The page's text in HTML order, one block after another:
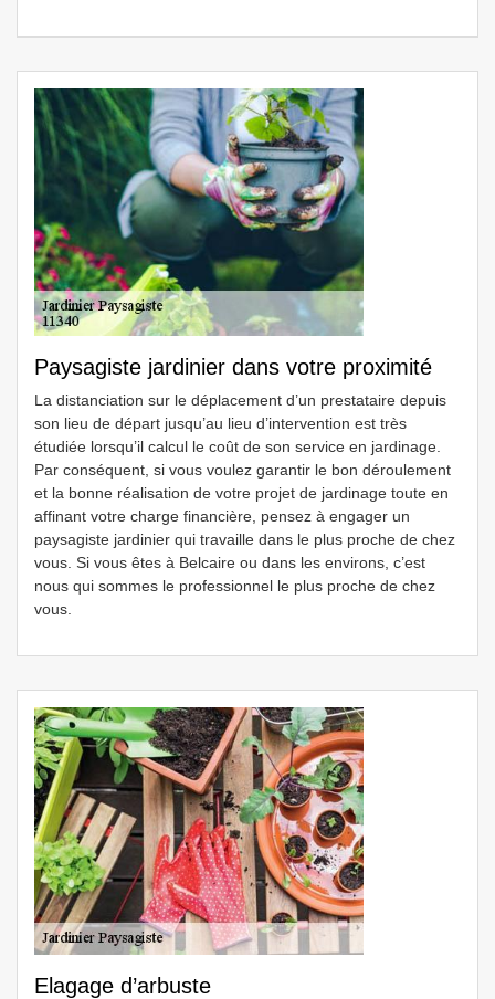
Paysagiste jardinier dans votre proximité
La distanciation sur le déplacement d’un prestataire depuis
son lieu de départ jusqu’au lieu d’intervention est très
étudiée lorsqu’il calcul le coût de son service en jardinage.
Par conséquent, si vous voulez garantir le bon déroulement
et la bonne réalisation de votre projet de jardinage toute en
affinant votre charge financière, pensez à engager un
paysagiste jardinier qui travaille dans le plus proche de chez
vous. Si vous êtes à Belcaire ou dans les environs, c’est
nous qui sommes le professionnel le plus proche de chez
vous.
Elagage d’arbuste